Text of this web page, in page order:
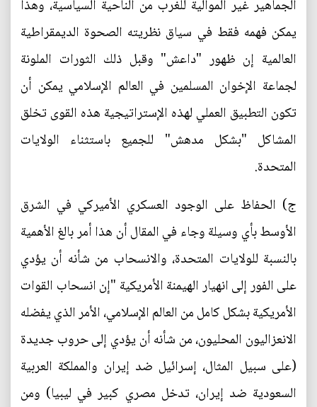
الجماهير غير الموالية للغرب من الناحية السياسية، وهذا
يمكن فهمه فقط في سياق نظريته الصحوة الديمقراطية
العالمية إن ظهور "داعش" وقبل ذلك الثورات الملونة
لجماعة الإخوان المسلمين في العالم الإسلامي يمكن أن
تكون التطبيق العملي لهذه الإستراتيجية هذه القوى تخلق
المشاكل "بشكل مدهش" للجميع باستثناء الولايات
المتحدة.
ج) الحفاظ على الوجود العسكري الأميركي في الشرق
الأوسط بأي وسيلة وجاء في المقال أن هذا أمر بالغ الأهمية
بالنسبة للولايات المتحدة، والانسحاب من شأنه أن يؤدي
على الفور إلى انهيار الهيمنة الأمريكية "إن انسحاب القوات
الأمريكية بشكل كامل من العالم الإسلامي، الأمر الذي يفضله
الانعزاليون المحليون، من شأنه أن يؤدي إلى حروب جديدة
(على سبيل المثال، إسرائيل ضد إيران والمملكة العربية
السعودية ضد إيران، تدخل مصري كبير في ليبيا) ومن